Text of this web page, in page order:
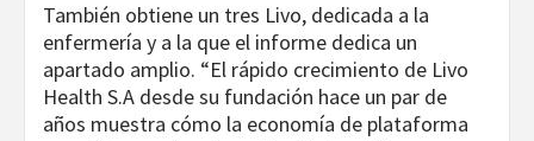
También obtiene un tres Livo, dedicada a la
enfermería y a la que el informe dedica un
apartado amplio. “El rápido crecimiento de Livo
Health S.A desde su fundación hace un par de
años muestra cómo la economía de plataforma